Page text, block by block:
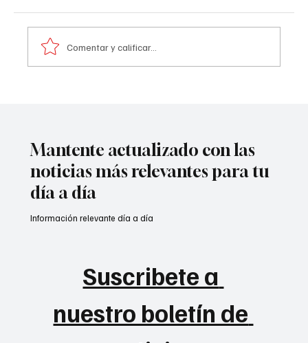
Comentar y calificar...
Mantente actualizado con las
noticias más relevantes para tu
día a día
Suscribete a
nuestro boletín de
Información relevante día a día